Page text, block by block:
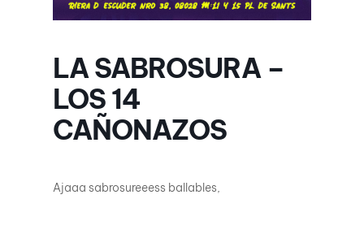
LA SABROSURA –
LOS 14
CAÑONAZOS
Ajaaa sabrosureeess ballables,